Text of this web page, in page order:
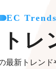
EC
レ
最新トレン